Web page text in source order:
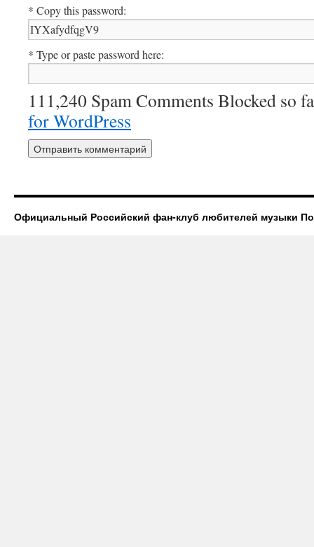
* Copy this password:
* Type or paste password here:
111,240 Spam Comments Blocked so
for WordPress
Официальный Российский фан-клуб любителей музыки